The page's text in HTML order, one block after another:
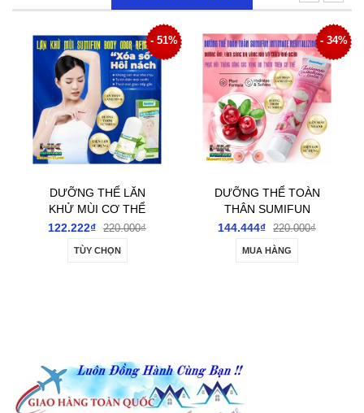
- 51%
DƯỠNG THỂ LĂN
KHỬ MÙI CƠ THỂ
SUMIFUN BODY
ROLL-ON 60ML-
122.222₫ 220.000₫
TÙY CHỌN
- 34%
DƯỠNG THỂ TOÀN
THÂN SUMIFUN
INTIMATE
20GR- DƯỠNG ẨM,
144.444₫ 220.000₫
MUA HÀNG